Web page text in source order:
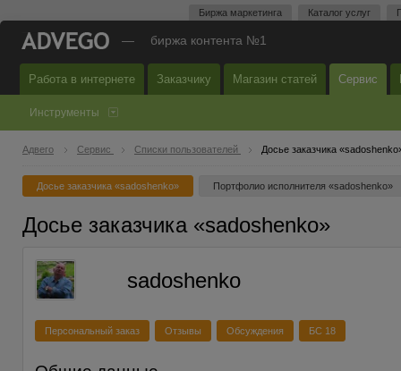
Биржа маркетинга Каталог услуг
— биржа контента №1
Работа в интернете Заказчику Магазин статей Сервис
Инструменты
Адвего Сервис Списки пользователей Досье заказчика
Досье заказчика «sadoshenko» Портфолио исполнителя «sadoshenko»
Досье заказчика «sadoshenko»
sadoshenko
Персональный заказ Отзывы Обсуждения БС 18